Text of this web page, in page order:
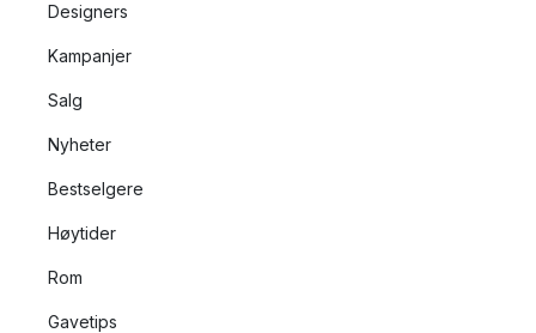
Designers
Kampanjer
Salg
Nyheter
Bestselgere
Høytider
Rom
Gavetips